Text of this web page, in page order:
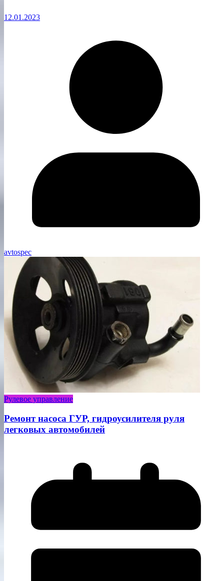
12.01.2023
avtospec
Рулевое управление
Ремонт насоса ГУР, гидроусилителя руля
легковых автомобилей